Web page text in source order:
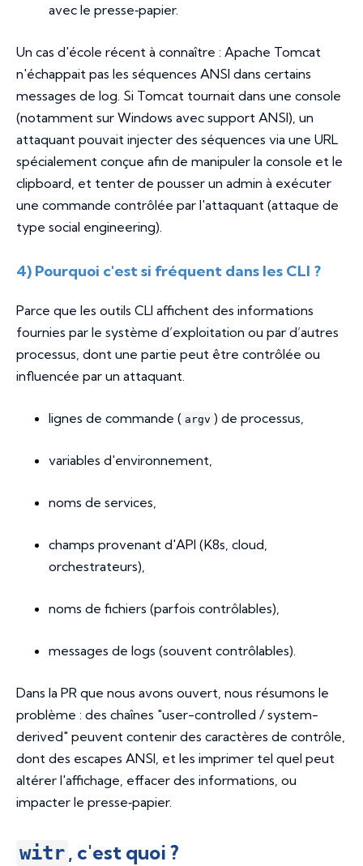
avec le presse‑papier.
Un cas d'école récent à connaître : Apache Tomcat
n'échappait pas les séquences ANSI dans certains
messages de log. Si Tomcat tournait dans une console
(notamment sur Windows avec support ANSI), un
attaquant pouvait injecter des séquences via une URL
spécialement conçue afin de manipuler la console et le
clipboard, et tenter de pousser un admin à exécuter
une commande contrôlée par l'attaquant (attaque de
type social engineering).
4) Pourquoi c'est si fréquent dans les CLI ?
Parce que les outils CLI affichent des informations
fournies par le système d’exploitation ou par d’autres
processus, dont une partie peut être contrôlée ou
influencée par un attaquant.
lignes de commande ( argv ) de processus,
variables d'environnement,
noms de services,
champs provenant d'API (K8s, cloud,
orchestrateurs),
noms de fichiers (parfois contrôlables),
messages de logs (souvent contrôlables).
Dans la PR que nous avons ouvert, nous résumons le
problème : des chaînes "user-controlled / system-
derived" peuvent contenir des caractères de contrôle,
dont des escapes ANSI, et les imprimer tel quel peut
altérer l'affichage, effacer des informations, ou
impacter le presse‑papier.
witr, c'est quoi ?